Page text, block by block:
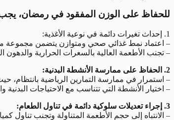
للحفاظ على الوزن المفقود في رمضان،
1. إحداث تغيرات دائمة في نوعية الأغذية:
– اعتماد نمط غذائي صحي ومتوازن يتضمن مجموعة
– تجنب الأطعمة العالية بالسعرات الحرارية
2. الحفاظ على ممارسة الأنشطة البدنية:
– استمرار في ممارسة التمارين الرياضية بانتظام،
– اختيار الأنشطة التي تتناسب مع الاحتياجات البدنية
3. إجراء تعديلات سلوكية دائمة في تناول الطعام:
– الانتباه إلى حجم الأطعمة المتناولة وتجنب تناول